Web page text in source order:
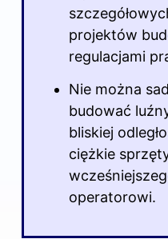
projektów
regulacjami
Nie można
budować
bliskiej
ciężkie
operatorowi.